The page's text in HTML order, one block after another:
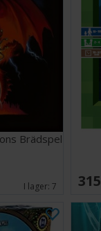
Brädspel
I lager:7 315